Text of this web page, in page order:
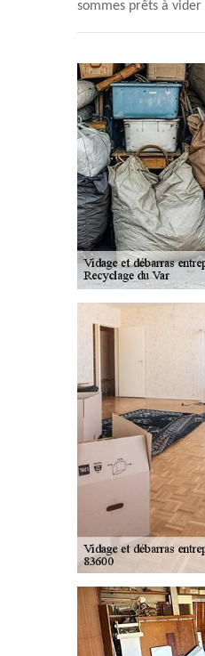
sommes prêts à